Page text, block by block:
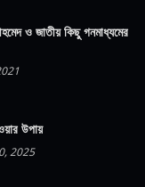
ও জাতীয় কিছু গনমাধ্যমের
উপায়
2025